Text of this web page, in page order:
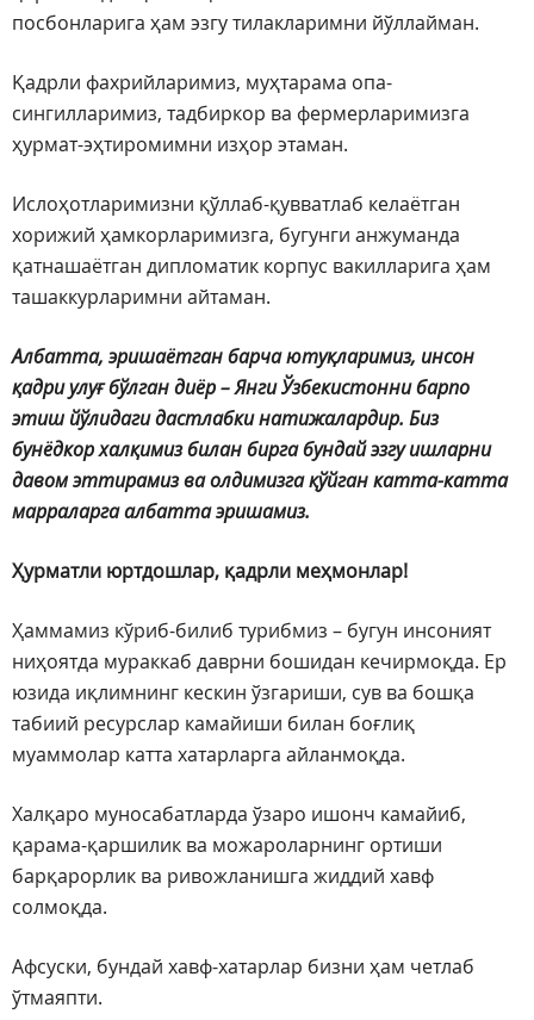
посбонларига ҳам эзгу тилакларимни йўллайман.
Қадрли фахрийларимиз, муҳтарама опа-
сингилларимиз, тадбиркор ва фермерларимизга
ҳурмат-эҳтиромимни изҳор этаман.
Ислоҳотларимизни қўллаб-қувватлаб келаётган
хорижий ҳамкорларимизга, бугунги анжуманда
қатнашаётган дипломатик корпус вакилларига ҳам
ташаккурларимни айтаман.
Албатта, эришаётган барча ютуқларимиз, инсон
қадри улуғ бўлган диёр – Янги Ўзбекистонни барпо
этиш йўлидаги дастлабки натижалардир. Биз
бунёдкор халқимиз билан бирга бундай эзгу ишларни
давом эттирамиз ва олдимизга қўйган катта-катта
марраларга албатта эришамиз.
Ҳурматли юртдошлар, қадрли меҳмонлар!
Ҳаммамиз кўриб-билиб турибмиз – бугун инсоният
ниҳоятда мураккаб даврни бошидан кечирмоқда. Ер
юзида иқлимнинг кескин ўзгариши, сув ва бошқа
табиий ресурслар камайиши билан боғлиқ
муаммолар катта хатарларга айланмоқда.
Халқаро муносабатларда ўзаро ишонч камайиб,
қарама-қаршилик ва можароларнинг ортиши
барқарорлик ва ривожланишга жиддий хавф
солмоқда.
Афсуски, бундай хавф-хатарлар бизни ҳам четлаб
ўтмаяпти.